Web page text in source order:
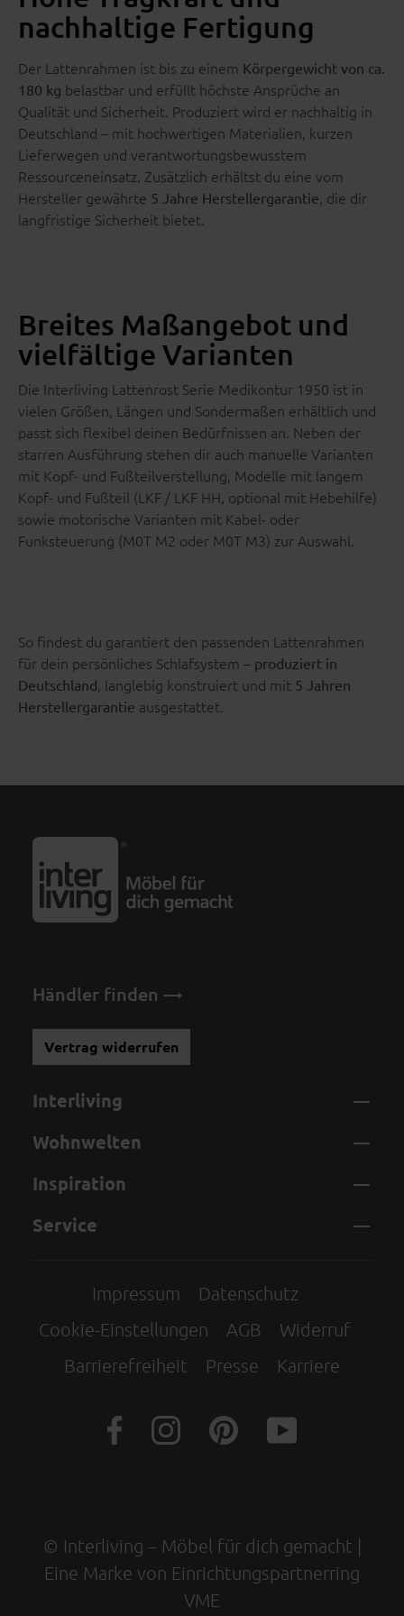
nachhaltige Fertigung
Der Lattenrahmen ist bis zu einem Körpergewicht von ca.
180 kg belastbar und erfüllt höchste Ansprüche an
Qualität und Sicherheit. Produziert wird er nachhaltig in
Deutschland – mit hochwertigen Materialien, kurzen
Lieferwegen und verantwortungsbewusstem
Ressourceneinsatz. Zusätzlich erhältst du eine vom
Hersteller gewährte 5 Jahre Herstellergarantie, die dir
langfristige Sicherheit bietet.
Breites Maßangebot und
vielfältige Varianten
Die Interliving Lattenrost Serie Medikontur 1950 ist in
vielen Größen, Längen und Sondermaßen erhältlich und
passt sich flexibel deinen Bedürfnissen an. Neben der
starren Ausführung stehen dir auch manuelle Varianten
mit Kopf- und Fußteilverstellung, Modelle mit langem
Kopf- und Fußteil (LKF / LKF HH, optional mit Hebehilfe)
sowie motorische Varianten mit Kabel- oder
Funksteuerung (M0T M2 oder M0T M3) zur Auswahl.
So findest du garantiert den passenden Lattenrahmen
für dein persönliches Schlafsystem – produziert in
Deutschland, langlebig konstruiert und mit 5 Jahren
Herstellergarantie ausgestattet.
Händler finden
Vertrag widerrufen
Interliving
Wohnwelten
Inspiration
Service
Impressum
Datenschutz
Cookie-Einstellungen
AGB
Widerruf
Barrierefreiheit
Presse Karriere
© Interliving – Möbel für dich gemacht |
Eine Marke von Einrichtungspartnerring
VME